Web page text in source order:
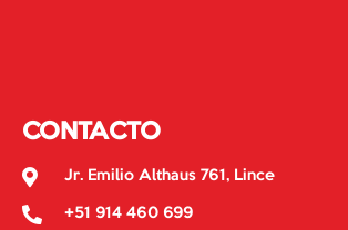
CONTACTO
Jr. Emilio Althaus 761, Lince
+51 914 460 699